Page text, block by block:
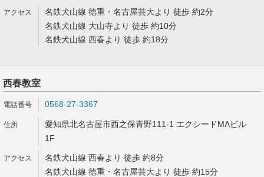
名鉄犬山線 徳重・名古屋芸大より 徒歩 約2分
名鉄犬山線 大山寺より 徒歩 約10分
名鉄犬山線 西春より 徒歩 約18分
西春教室
0568-27-3367
愛知県北名古屋市西之保青野111-1 エクシードMAビル
1F
名鉄犬山線 西春より 徒歩 約8分
名鉄犬山線 徳重・名古屋芸大より 徒歩 約15分